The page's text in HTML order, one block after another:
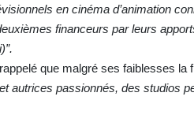
en cinéma d’animation
financeurs par leurs
que malgré ses faiblesses la
autrices passionnés, des studios